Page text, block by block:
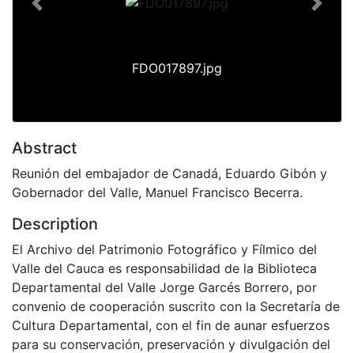
FDO017897.jpg
Previous Next
Abstract
Reunión del embajador de Canadá, Eduardo Gibón y
Gobernador del Valle, Manuel Francisco Becerra.
Description
El Archivo del Patrimonio Fotográfico y Fílmico del
Valle del Cauca es responsabilidad de la Biblioteca
Departamental del Valle Jorge Garcés Borrero, por
convenio de cooperación suscrito con la Secretaría de
Cultura Departamental, con el fin de aunar esfuerzos
para su conservación, preservación y divulgación del